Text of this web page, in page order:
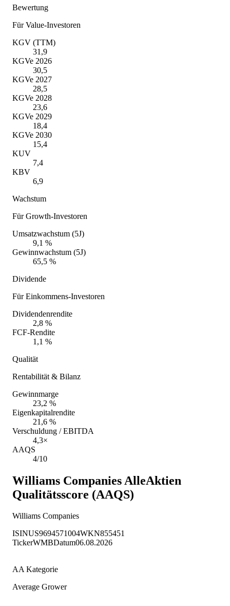
Bewertung
Für Value-Investoren
KGV (TTM)
31,9
KGVe 2026
30,5
KGVe 2027
28,5
KGVe 2028
23,6
KGVe 2029
18,4
KGVe 2030
15,4
KUV
7,4
KBV
6,9
Wachstum
Für Growth-Investoren
Umsatzwachstum (5J)
9,1 %
Gewinnwachstum (5J)
65,5 %
Dividende
Für Einkommens-Investoren
Dividendenrendite
2,8 %
FCF-Rendite
1,1 %
Qualität
Rentabilität & Bilanz
Gewinnmarge
23,2 %
Eigenkapitalrendite
21,6 %
Verschuldung / EBITDA
4,3×
AAQS
4/10
Williams Companies AlleAktien
Qualitätsscore (AAQS)
Williams Companies
ISINUS9694571004WKN855451
TickerWMBDatum06.08.2026
AA Kategorie
Average Grower